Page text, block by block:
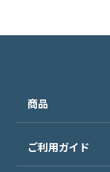
商品
ご利用ガイド